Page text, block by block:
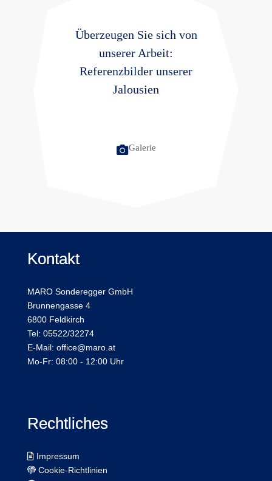
Überzeugen Sie sich von
unserer Arbeit:
Referenzbilder unserer
Jalousien
Galerie
Kontakt
MARO Sonderegger GmbH
Brunnengasse 4
6800 Feldkirch
Tel: 05522/32274
E-Mail: office@maro.at
Mo-Fr: 08:00 - 12:00 Uhr
Rechtliches
Impressum
Cookie-Richtlinien